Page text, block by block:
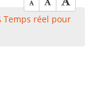
Temps réel pour